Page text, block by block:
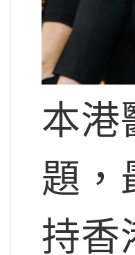
本港
題，
持香